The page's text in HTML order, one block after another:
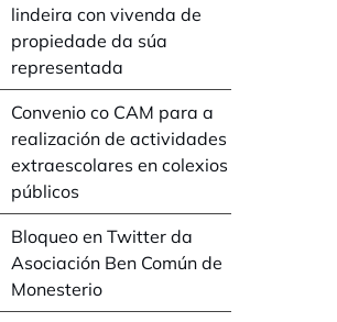
lindeira con vivenda de
propiedade da súa
representada
Convenio co CAM para a
realización de actividades
extraescolares en colexios
públicos
Bloqueo en Twitter da
Asociación Ben Común de
Monesterio